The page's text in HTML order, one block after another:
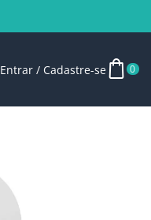
Entrar / Cadastre-se 0